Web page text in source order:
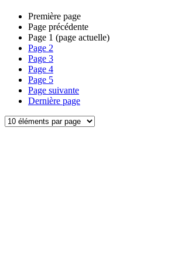
Première page
Page précédente
Page 1 (page actuelle)
Page 2
Page 3
Page 4
Page 5
Page suivante
Dernière page